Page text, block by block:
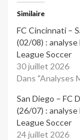
Similaire
FC Cincinnati –
(02/08) : analyse
League Soccer
30 juillet 2026
Dans "Analyses
San Diego – FC
(26/07) : analyse
League Soccer
24 juillet 2026